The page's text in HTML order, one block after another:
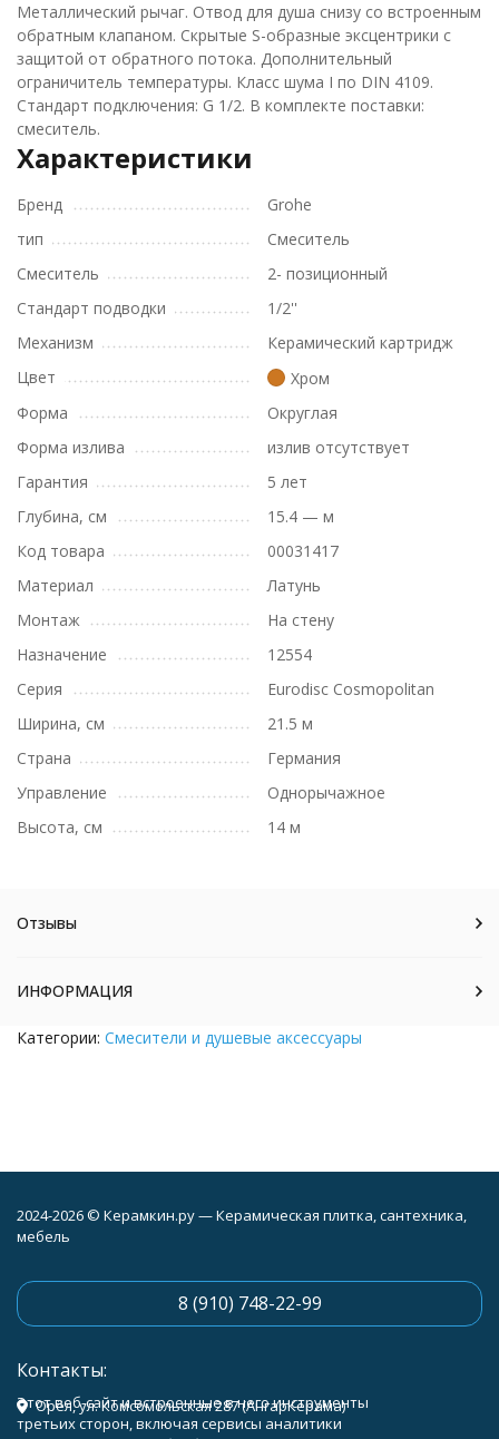
Металлический рычаг. Отвод для душа снизу со встроенным
обратным клапаном. Скрытые S-образные эксцентрики с
защитой от обратного потока. Дополнительный
ограничитель температуры. Класс шума I по DIN 4109.
Стандарт подключения: G 1/2. В комплекте поставки:
смеситель.
Характеристики
Бренд
Grohe
тип
Смеситель
Смеситель
2- позиционный
Стандарт подводки
1/2''
Механизм
Керамический картридж
Цвет
Хром
Форма
Округлая
Форма излива
излив отсутствует
Гарантия
5 лет
Глубина, см
15.4 — м
Код товара
00031417
Материал
Латунь
Монтаж
На стену
Назначение
12554
Серия
Eurodisc Cosmopolitan
Ширина, см
21.5 м
Страна
Германия
Управление
Однорычажное
Высота, см
14 м
Отзывы
ИНФОРМАЦИЯ
Категории: Смесители и душевые аксессуары
2024-2026 © Керамкин.ру — Керамическая плитка, сантехника,
мебель
8 (910) 748-22-99
Контакты:
Орёл, ул. Комсомольская 287 (АнгарКерама)
Этот веб-сайт и встроенные в него инструменты
третьих сторон, включая сервисы аналитики